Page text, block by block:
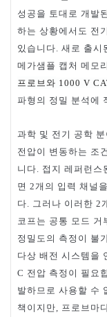
성공을 토대로 개발된
하는 상황에서도 전기
있습니다. 새로 출시
메가샘플 캡처 메모
프로브와 1000 V
파형의 정밀 분석에
과학 및 전기 공학
전압이 변동하는 조
니다. 접지 레퍼런스
면 2개의 입력 채널을
다. 그러나 이러한 2
코프는 공통 모드 거
정밀도의 측정이 불
다상 배전 시스템을
C 전압 측정이 필요
발하므로 사용할 수
책이지만, 프로브마